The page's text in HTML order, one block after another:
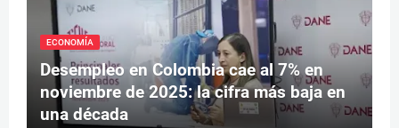
ECONOMÍA
Desempleo en Colombia cae al 7% en
noviembre de 2025: la cifra más baja en
una década